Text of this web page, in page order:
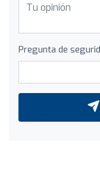
Pregunta de